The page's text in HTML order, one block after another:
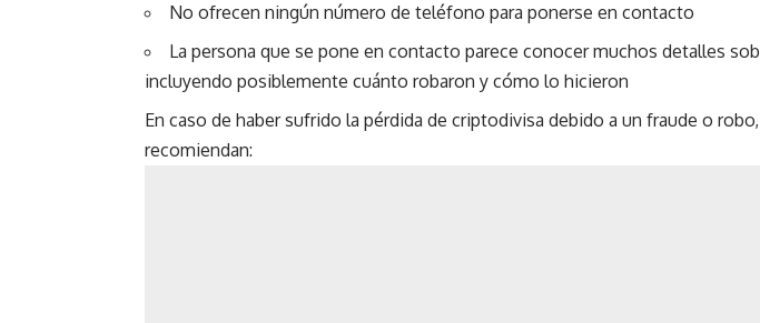
No ofrecen ningún número de teléfono para ponerse en contacto
La persona que se pone en contacto parece conocer muchos detalles
incluyendo posiblemente cuánto robaron y cómo lo hicieron
En caso de haber sufrido la pérdida de criptodivisa debido a un fraude o robo,
recomiendan: